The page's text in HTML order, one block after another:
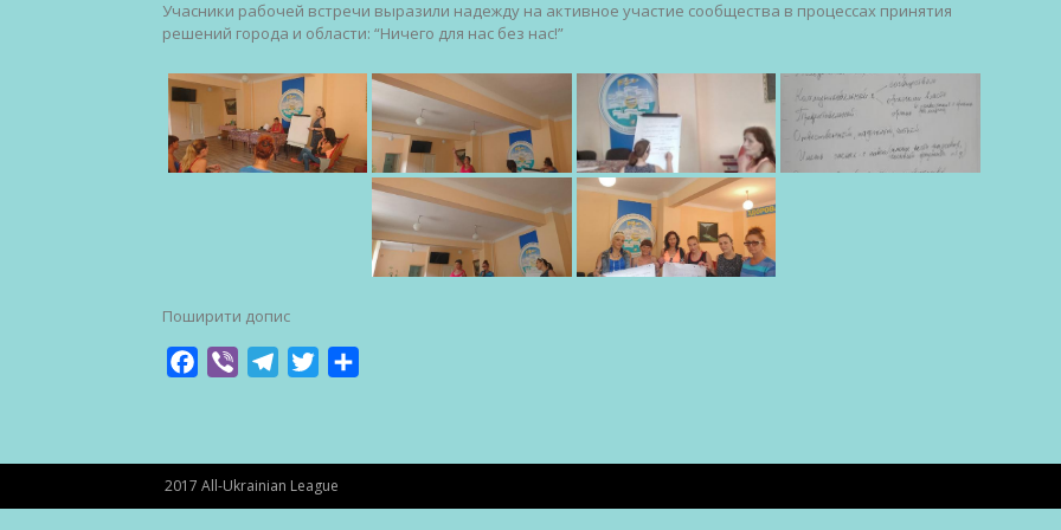
Учасники рабочей встречи выразили надежду на активное участие сообщества в процессах принятия
решений города и области: “Ничего для нас без нас!”
Поширити допис
Facebook
Viber TelegramTwitter
2017 All-Ukrainian League